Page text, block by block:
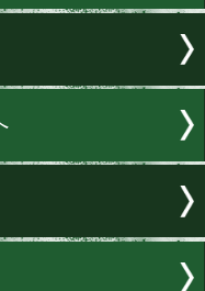
ほか10万円)が
1月から4月に
王者たちは、
びと新時代で